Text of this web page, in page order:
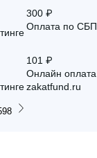
300 ₽
Оплата по
101 ₽
Онлайн оплата
zakatfund.ru